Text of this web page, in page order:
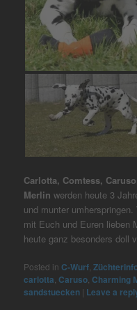
Carlotta, Comtess,
Merlin werden heute 3
und munter
mit Euch und Euren lieben
heute ganz besonders doll
Posted in C-Wurf ,
carlotta ,Caruso ,Charming
sandstuecken | Leave a